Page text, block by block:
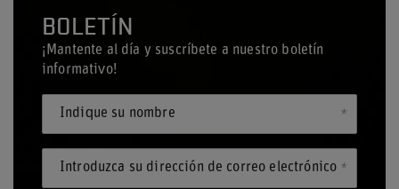
BOLETÍN
¡Mantente al día y suscríbete a nuestro boletín
informativo!
Indique su nombre
Introduzca su dirección de correo electrónico